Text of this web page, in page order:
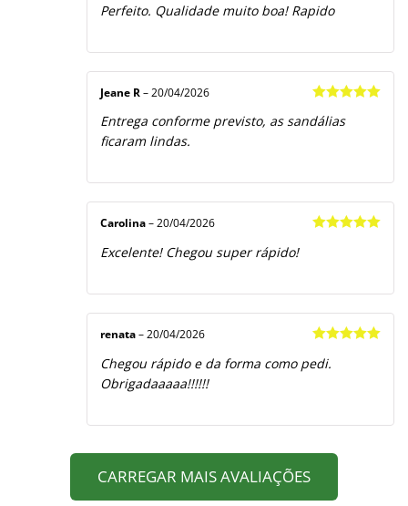
de 5
Perfeito. Qualidade muito boa! Rapido
de 5
Jeane R – 20/04/2026
Entrega conforme previsto, as sandálias
ficaram lindas.
Carolina – 20/04/2026
Excelente! Chegou super rápido!
de 5
renata – 20/04/2026
Chegou rápido e da forma como pedi.
Obrigadaaaaa!!!!!!
CARREGAR MAIS AVALIAÇÕES